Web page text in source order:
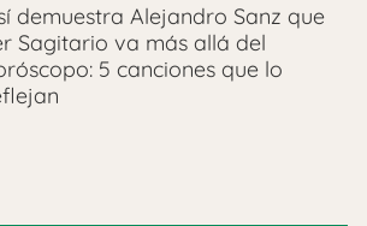
demuestra Alejandro Sanz que
Sagitario va más allá del
5 canciones que lo